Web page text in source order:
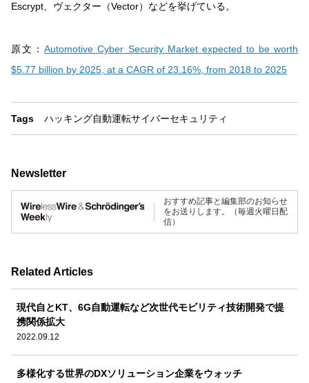
Escrypt、ヴェクター（Vector）などを挙げている。
原文：Automotive Cyber Security Market expected to be worth
$5.77 billion by 2025, at a CAGR of 23.16%, from 2018 to 2025
Tags ハッキング自動運転サイバーセキュリティ
Newsletter
おすすめ記事と編集部のお知らせ
をお送りします。（毎週火曜日配
信）
Related Articles
現代自とKT、6G自動運転など次世代モビリティ技術開発で提
携関係拡大
2022.09.12
多様化する世界のDXソリューション企業をウォッチ